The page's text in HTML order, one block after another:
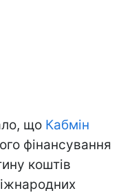
що Кабмін
фінансування
коштів